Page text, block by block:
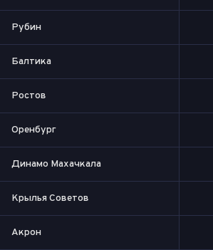
Рубин
Балтика
Ростов
Оренбург
Динамо Махачкала
Крылья Советов
Акрон